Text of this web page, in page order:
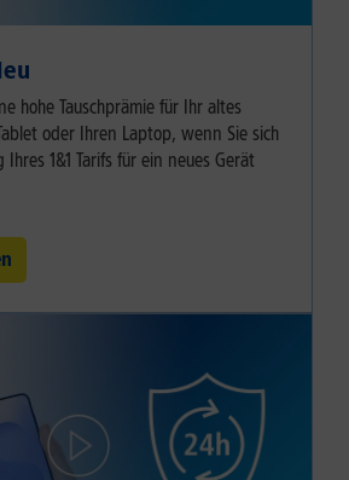
hohe Tauschprämie für Ihr altes
oder Ihren Laptop, wenn Sie sich
1&1 Tarifs für ein neues Gerät